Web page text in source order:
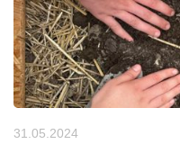
31.05.2024